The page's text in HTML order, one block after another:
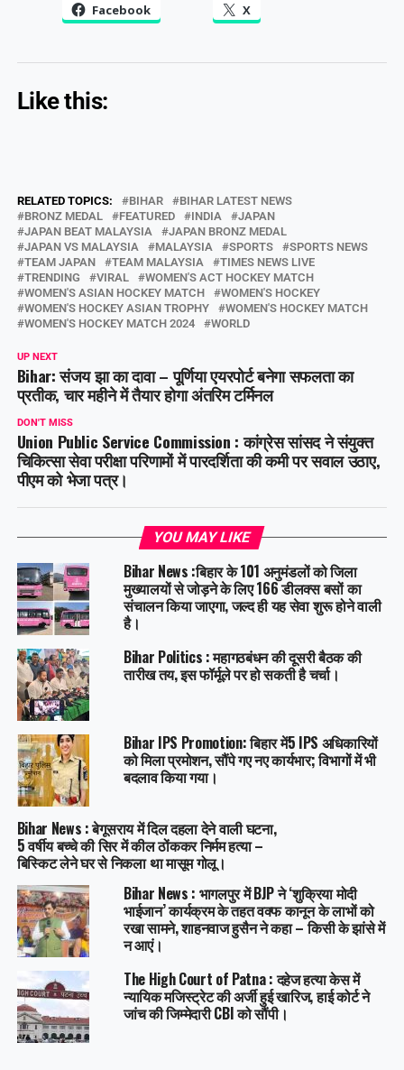
Facebook X
Like this:
RELATED TOPICS: BIHAR
BIHAR LATEST NEWS
BRONZ MEDAL
FEATURED INDIA
JAPAN
JAPAN BEAT MALAYSIA
JAPAN BRONZ MEDAL
JAPAN VS MALAYSIA
MALAYSIA SPORTS
SPORTS NEWS
TEAM JAPAN
TEAM MALAYSIA
TIMES NEWS LIVE
TRENDING
VIRAL
WOMEN'S ACT HOCKEY MATCH
WOMEN'S ASIAN HOCKEY MATCH
WOMEN'S HOCKEY
WOMEN'S HOCKEY ASIAN TROPHY
WOMEN'S HOCKEY MATCH
WOMEN'S HOCKEY MATCH 2024
WORLD
UP NEXT
Bihar: संजय झा का दावा – पूर्णिया एयरपोर्ट बनेगा सफलता का
प्रतीक, चार महीने में तैयार होगा अंतरिम टर्मिनल
DON'T MISS
Union Public Service Commission : कांग्रेस सांसद ने संयुक्त
चिकित्सा सेवा परीक्षा परिणामों में पारदर्शिता की कमी पर सवाल उठाए,
पीएम को भेजा पत्र।
YOU MAY LIKE
Bihar News :बिहार के 101 अनुमंडलों को जिला
मुख्यालयों से जोड़ने के लिए 166 डीलक्स बसों का
संचालन किया जाएगा, जल्द ही यह सेवा शुरू होने वाली
है।
Bihar Politics : महागठबंधन की दूसरी बैठक की
तारीख तय, इस फॉर्मूले पर हो सकती है चर्चा।
Bihar IPS Promotion: बिहार में5 IPS अधिकारियों
को मिला प्रमोशन, सौंपे गए नए कार्यभार; विभागों में भी
बदलाव किया गया।
Bihar News : बेगूसराय में दिल दहला देने वाली घटना,
5 वर्षीय बच्चे की सिर में कील ठोंककर निर्मम हत्या –
बिस्किट लेने घर से निकला था मासूम गोलू।
Bihar News : भागलपुर में BJP ने ‘शुक्रिया मोदी
भाईजान’ कार्यक्रम के तहत वक्फ कानून के लाभों को
रखा सामने, शाहनवाज हुसैन ने कहा – किसी के झांसे में
न आएं।
The High Court of Patna : दहेज हत्या केस में
न्यायिक मजिस्ट्रेट की अर्जी हुई खारिज, हाई कोर्ट ने
जांच की जिम्मेदारी CBI को सौंपी।